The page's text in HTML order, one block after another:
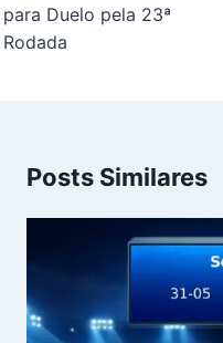
para Duelo pela 23ª
Rodada
Posts Similares